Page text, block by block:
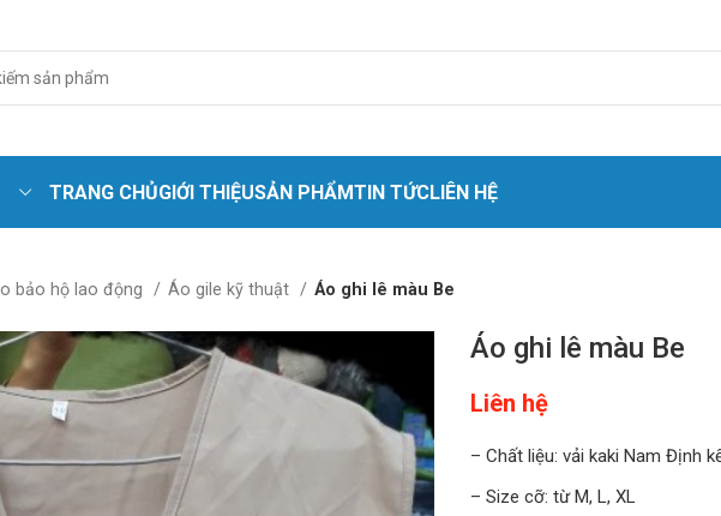
Trang phục cá nhân
Áo gile kỹ thuật
Áo lưới phản quang
Bộ sưu tập maket quần áo
Quần áo chịu hóa chất
TRANG CHỦGIỚI THIỆUSẢN PHẨMTIN TỨCLIÊN HỆ
bảo hộ lao động Áo gile kỹ thuật Áo ghi lê màu Be
Áo ghi lê màu Be
Liên hệ
– Chất liệu: vải kaki Nam Định
– Size cỡ: từ M, L, XL